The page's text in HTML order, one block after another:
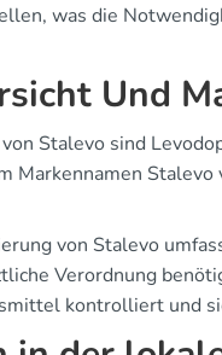
was die
Und
Stalevo sind
Markennamen
von Stalevo
Verordnung
kontrolliert und